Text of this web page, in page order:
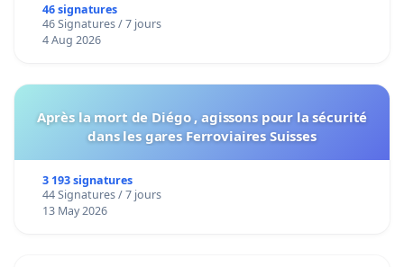
46 signatures
46 Signatures / 7 jours
4 Aug 2026
Après la mort de Diégo , agissons pour la sécurité
dans les gares Ferroviaires Suisses
3 193 signatures
44 Signatures / 7 jours
13 May 2026